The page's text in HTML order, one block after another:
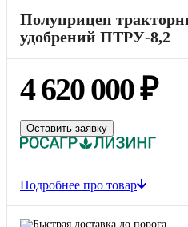
Полуприцеп
удобрений ПТРУ-8,2
4 620 000 ₽
Оставить заявку